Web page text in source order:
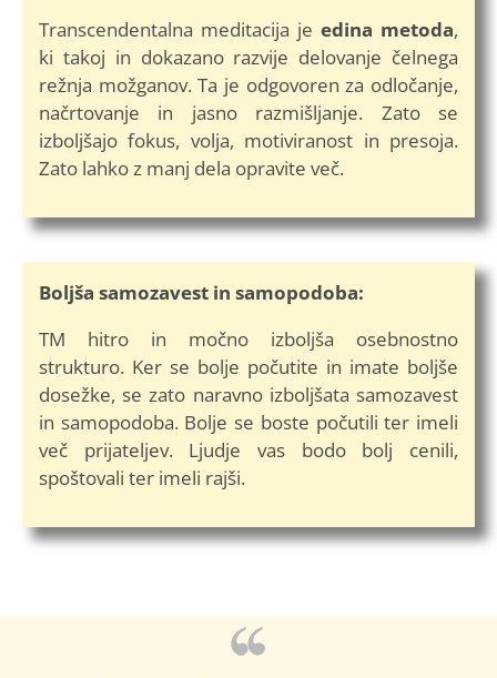
Transcendentalna meditacija je edina metoda,
ki takoj in dokazano razvije delovanje čelnega
režnja možganov. Ta je odgovoren za odločanje,
načrtovanje in jasno razmišljanje. Zato se
izboljšajo fokus, volja, motiviranost in presoja.
Zato lahko z manj dela opravite več.
Boljša samozavest in samopodoba:
TM hitro in močno izboljša osebnostno
strukturo. Ker se bolje počutite in imate boljše
dosežke, se zato naravno izboljšata samozavest
in samopodoba. Bolje se boste počutili ter imeli
več prijateljev. Ljudje vas bodo bolj cenili,
spoštovali ter imeli rajši.